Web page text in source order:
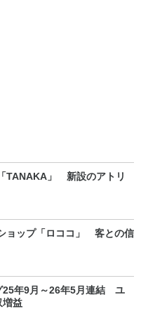
TANAKA」 新設のアトリ
ョップ「ロココ」 客との信
25年9月～26年5月連結 ユ
増益